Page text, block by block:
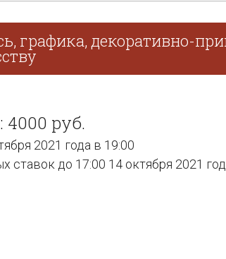
декоративно-
4000 руб.
2021 года в 19:00
ставок до 17:00 14 октября 2021